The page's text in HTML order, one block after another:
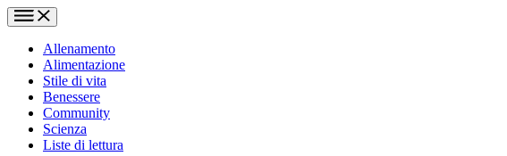
Allenamento
Alimentazione
Stile di vita
Benessere
Community
Scienza
Liste di lettura